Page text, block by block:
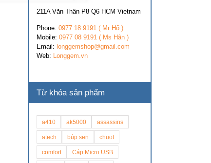
211A Văn Thân P8 Q6 HCM Vietnam
Phone: 0977 18 9191 ( Mr Hổ )
Mobile: 0977 08 9191 ( Ms Hân )
Email: longgemshop@gmail.com
Web: Longgem.vn
Từ khóa sản phẩm
a410 ak5000 assassins
atech búp sen chuot
comfort Cáp Micro USB